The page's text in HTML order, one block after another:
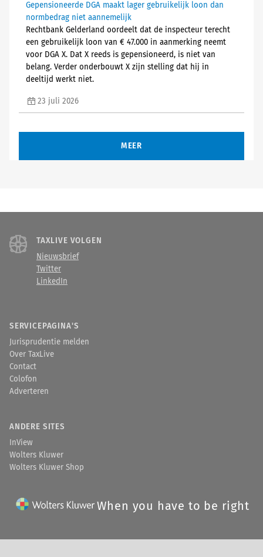
Gepensioneerde DGA maakt lager gebruikelijk loon dan
normbedrag niet aannemelijk
Rechtbank Gelderland oordeelt dat de inspecteur terecht
een gebruikelijk loon van € 47.000 in aanmerking neemt
voor DGA X. Dat X reeds is gepensioneerd, is niet van
belang. Verder onderbouwt X zijn stelling dat hij in
deeltijd werkt niet.
23 juli 2026
MEER
TAXLIVE VOLGEN
Nieuwsbrief
Twitter
LinkedIn
SERVICEPAGINA'S
Jurisprudentie melden
Over TaxLive
Contact
Colofon
Adverteren
ANDERE SITES
InView
Wolters Kluwer
Wolters Kluwer Shop
When you have to be right